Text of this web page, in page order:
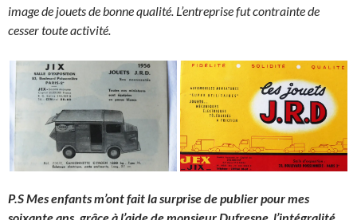
image de jouets de bonne qualité. L’entreprise fut contrainte de
cesser toute activité.
P.S Mes enfants m’ont fait la surprise de publier pour mes